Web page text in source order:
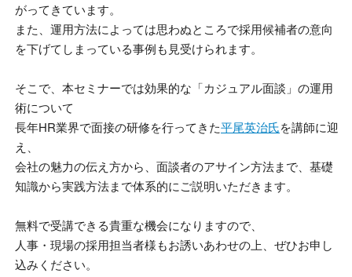
がってきています。
また、運用方法によっては思わぬところで採用候補者の意向
を下げてしまっている事例も見受けられます。
そこで、本セミナーでは効果的な「カジュアル面談」の運用
術について
長年HR業界で面接の研修を行ってきた平尾英治氏を講師に迎
え、
会社の魅力の伝え方から、面談者のアサイン方法まで、基礎
知識から実践方法まで体系的にご説明いただきます。
無料で受講できる貴重な機会になりますので、
人事・現場の採用担当者様もお誘いあわせの上、ぜひお申し
込みください。